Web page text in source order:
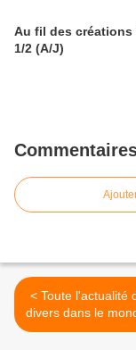
Au fil des créations
1/2 (A/J)
< Toute l'actualité des faits
divers dans le
: guerre entre les